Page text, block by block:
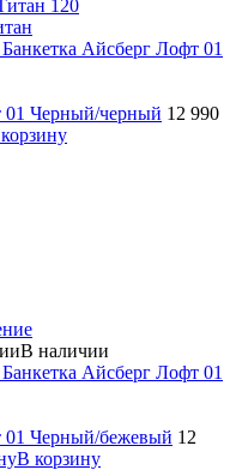
120
01 Черный/черный 12 990
В наличии
01 Черный/бежевый 12
В корзину